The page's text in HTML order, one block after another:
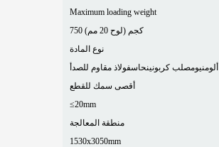
Maximum loading weight
750 كجم (لوح 20 مم)
نوع المادة
ألومنيومصلب كربونينحاسفولاذ مقاوم للصدأ
أقصى سمك للقطع
≤20mm
منطقة المعالجة
1530x3050mm